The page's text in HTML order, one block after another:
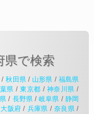
県で検索
/秋田県/ 山形県 / 福島県
県 /東京都 /神奈川県 /
/ 長野県/岐阜県 / 静岡
大阪府 / 兵庫県 / 奈良県/